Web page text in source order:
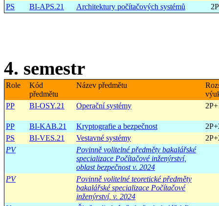
PS
BI-APS.21 Architektury počítačových systémů
4. semestr
Role
Kód
předmětu
Název předmětu
PP
BI-OSY.21 Operační systémy
PP BI-KAB.21 Kryptografie a bezpečnost
PS
BI-VES.21 Vestavné systémy
PV
Povinně volitelné předměty bakalářské
specializace Počítačové inženýrství,
oblast bezpečnost v. 2024
PV
Povinně volitelné teoretické předměty
bakalářské specializace Počítačové
inženýrství, v. 2024